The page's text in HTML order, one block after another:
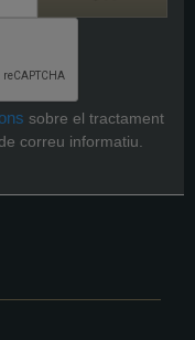
sobre el tractament
correu informatiu.